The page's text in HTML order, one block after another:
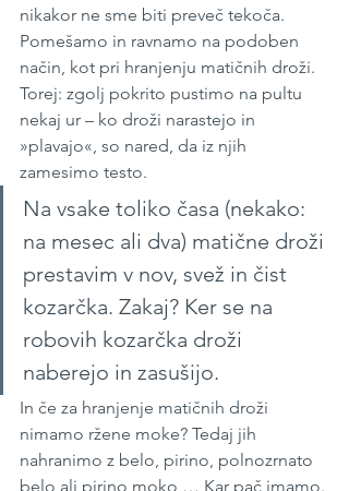
nikakor ne sme biti preveč tekoča.
Pomešamo in ravnamo na podoben
način, kot pri hranjenju matičnih droži.
Torej: zgolj pokrito pustimo na pultu
nekaj ur – ko droži narastejo in
»plavajo«, so nared, da iz njih
zamesimo testo.
Na vsake toliko časa (nekako:
na mesec ali dva) matične droži
prestavim v nov, svež in čist
kozarčka. Zakaj? Ker se na
robovih kozarčka droži
naberejo in zasušijo.
In če za hranjenje matičnih droži
nimamo ržene moke? Tedaj jih
nahranimo z belo, pirino, polnozrnato
belo ali pirino moko … Kar pač imamo.